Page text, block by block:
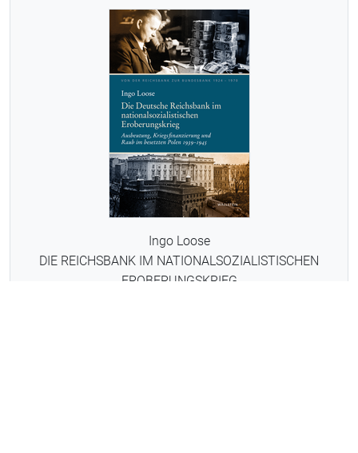
Ingo Loose
DIE REICHSBANK IM NATIONALSOZIALISTISCHEN
EROBERUNGSKRIEG